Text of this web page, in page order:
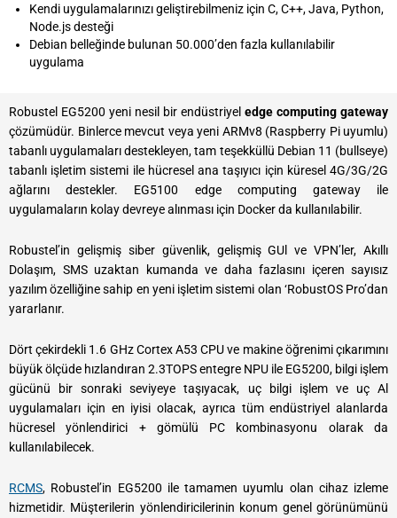
Kendi uygulamalarınızı geliştirebilmeniz için C, C++, Java, Python,
Node.js desteği
Debian belleğinde bulunan 50.000’den fazla kullanılabilir
uygulama
Robustel EG5200 yeni nesil bir endüstriyel edge computing gateway
çözümüdür. Binlerce mevcut veya yeni ARMv8 (Raspberry Pi uyumlu)
tabanlı uygulamaları destekleyen, tam teşekküllü Debian 11 (bullseye)
tabanlı işletim sistemi ile hücresel ana taşıyıcı için küresel 4G/3G/2G
ağlarını destekler. EG5100 edge computing gateway ile
uygulamaların kolay devreye alınması için Docker da kullanılabilir.
Robustel’in gelişmiş siber güvenlik, gelişmiş GUl ve VPN’ler, Akıllı
Dolaşım, SMS uzaktan kumanda ve daha fazlasını içeren sayısız
yazılım özelliğine sahip en yeni işletim sistemi olan ‘RobustOS Pro’dan
yararlanır.
Dört çekirdekli 1.6 GHz Cortex A53 CPU ve makine öğrenimi çıkarımını
büyük ölçüde hızlandıran 2.3TOPS entegre NPU ile EG5200, bilgi işlem
gücünü bir sonraki seviyeye taşıyacak, uç bilgi işlem ve uç Al
uygulamaları için en iyisi olacak, ayrıca tüm endüstriyel alanlarda
hücresel yönlendirici + gömülü PC kombinasyonu olarak da
kullanılabilecek.
RCMS, Robustel’in EG5200 ile tamamen uyumlu olan cihaz izleme
hizmetidir. Müşterilerin yönlendiricilerinin konum genel görünümünü